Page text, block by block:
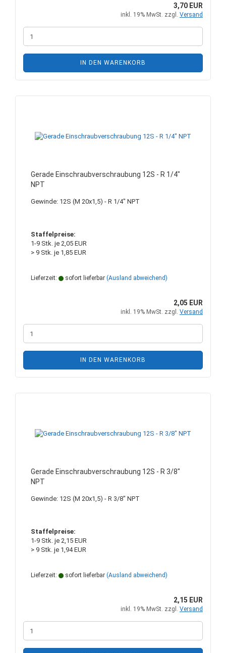
3,70 EUR
inkl. 19% MwSt. zzgl. Versand
IN DEN WARENKORB
Gerade Einschraubverschraubung 12S - R 1/4"
NPT
Gewinde: 12S (M 20x1,5) - R 1/4" NPT
Staffelpreise:
1-9 Stk. je 2,05 EUR
> 9 Stk. je 1,85 EUR
Lieferzeit: sofort lieferbar (Ausland abweichend)
2,05 EUR
inkl. 19% MwSt. zzgl. Versand
IN DEN WARENKORB
Gerade Einschraubverschraubung 12S - R 3/8"
NPT
Gewinde: 12S (M 20x1,5) - R 3/8" NPT
Staffelpreise:
1-9 Stk. je 2,15 EUR
> 9 Stk. je 1,94 EUR
Lieferzeit: sofort lieferbar (Ausland abweichend)
2,15 EUR
inkl. 19% MwSt. zzgl. Versand